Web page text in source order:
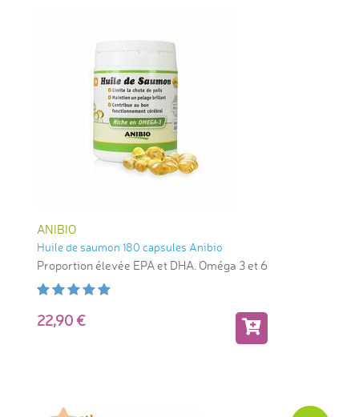
ANIBIO
Huile de saumon 180 capsules Anibio
Proportion élevée EPA et DHA. Oméga 3 et 6
22,90